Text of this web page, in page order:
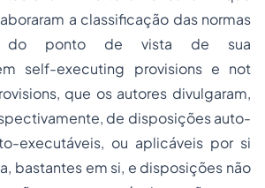
a classificação das normas
do ponto de vista de sua
self-executing provisions e not
que os autores divulgaram,
de disposições auto-
executáveis, ou aplicáveis por si
bastantes em si, e disposições não